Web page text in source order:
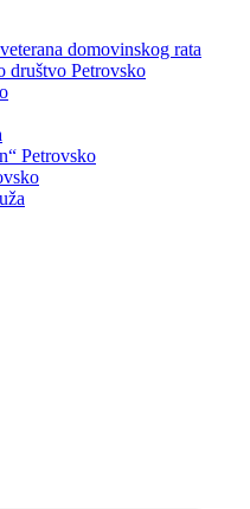
domovinskog rata
društvo Petrovsko
Petrovsko